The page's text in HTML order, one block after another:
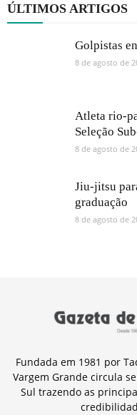
ÚLTIMOS ARTIGOS
Golpistas
8 de agosto de
Atleta rio-
Seleção
8 de agosto de
Jiu-jitsu
graduação
8 de agosto de
Fundada em 1981 por
Vargem Grande circula
Sul trazendo as